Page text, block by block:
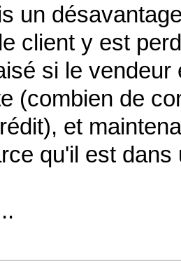
un
client y est
si le
(combien de
et
qu'il est